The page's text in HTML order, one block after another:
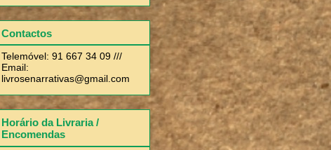
Contactos
Telemóvel: 91 667 34 09 ///
Email:
livrosenarrativas@gmail.com
Horário da Livraria /
Encomendas